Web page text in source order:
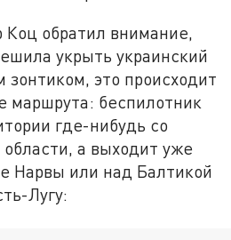
Коц обратил внимание,
укрыть украинский
зонтиком, это происходит
маршрута: беспилотник
где-нибудь со
а выходит уже
Нарвы или над Балтикой
Лугу: